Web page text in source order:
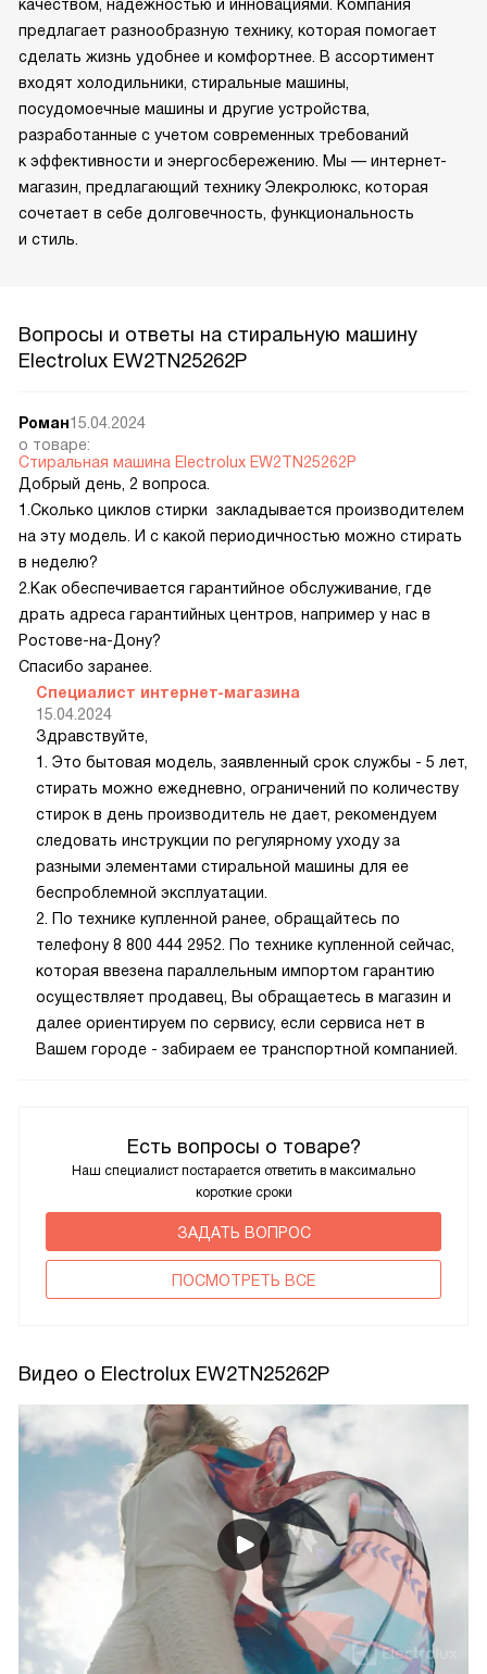
качеством, надежностью и инновациями. Компания
предлагает разнообразную технику, которая помогает
сделать жизнь удобнее и комфортнее. В ассортимент
входят холодильники, стиральные машины,
посудомоечные машины и другие устройства,
разработанные с учетом современных требований
к эффективности и энергосбережению. Мы — интернет-
магазин, предлагающий технику Элекролюкс, которая
сочетает в себе долговечность, функциональность
и стиль.
Вопросы и ответы на стиральную машину
Electrolux EW2TN25262P
Есть вопросы о товаре?
Наш специалист постарается ответить в максимально
короткие сроки
ЗАДАТЬ ВОПРОС
ПОCМОТРЕТЬ ВСЕ
Роман15.04.2024
о товаре:
Стиральная машина Electrolux EW2TN25262P
Добрый день, 2 вопроса.
1.Сколько циклов стирки закладывается производителем
на эту модель. И с какой периодичностью можно стирать
в неделю?
2.Как обеспечивается гарантийное обслуживание, где
драть адреса гарантийных центров, например у нас в
Ростове-на-Дону?
Спасибо заранее.
Специалист интернет-магазина
15.04.2024
Здравствуйте,
1. Это бытовая модель, заявленный срок службы - 5 лет,
стирать можно ежедневно, ограничений по количеству
стирок в день производитель не дает, рекомендуем
следовать инструкции по регулярному уходу за
разными элементами стиральной машины для ее
беспроблемной эксплуатации.
2. По технике купленной ранее, обращайтесь по
телефону 8 800 444 2952. По технике купленной сейчас,
которая ввезена параллельным импортом гарантию
осуществляет продавец, Вы обращаетесь в магазин и
далее ориентируем по сервису, если сервиса нет в
Вашем городе - забираем ее транспортной компанией.
Видео о Electrolux EW2TN25262P